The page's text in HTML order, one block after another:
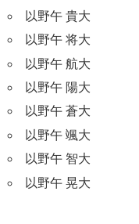
以野午 貴大
以野午 将大
以野午 航大
以野午 陽大
以野午 蒼大
以野午 颯大
以野午 智大
以野午 晃大